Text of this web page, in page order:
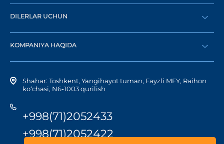
Buyurtma berish
DILERLAR UCHUN
Diler bo‘lish
Shaxsiy kabinetga kirish
KOMPANIYA HAQIDA
Kompaniya tarixi
Shahar: Toshkent, Yangihayot tuman, Fayzli MFY, Raihon
ko‘chasi, N6-1003 qurilish
+998(71)2052433
+998(71)2052422